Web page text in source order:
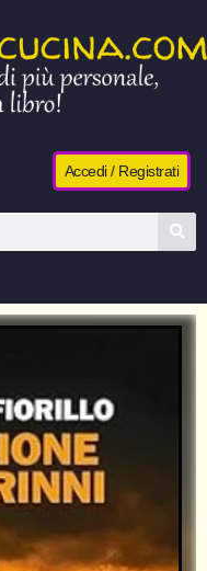
Accedi / Registrati